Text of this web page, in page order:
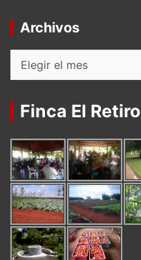
Archivos
Archivos
Finca El Retiro